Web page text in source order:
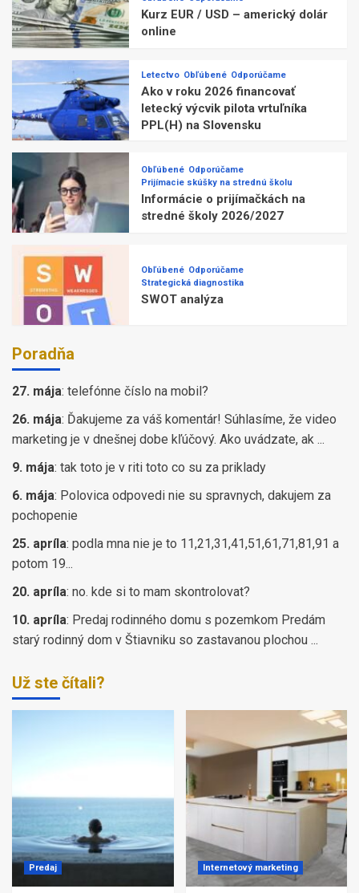
Kurz EUR / USD – americký dolár
online
Letectvo Obľúbené Odporúčame
Ako v roku 2026 financovať
letecký výcvik pilota vrtuľníka
PPL(H) na Slovensku
Obľúbené Odporúčame
Prijímacie skúšky na strednú školu
Informácie o prijímačkách na
stredné školy 2026/2027
Obľúbené Odporúčame
Strategická diagnostika
SWOT analýza
Poradňa
27. mája: telefónne číslo na mobil?
26. mája: Ďakujeme za váš komentár! Súhlasíme, že video
marketing je v dnešnej dobe kľúčový. Ako uvádzate, ak ...
9. mája: tak toto je v riti toto co su za priklady
6. mája: Polovica odpovedi nie su spravnych, dakujem za
pochopenie
25. apríla: podla mna nie je to 11,21,31,41,51,61,71,81,91 a
potom 19...
20. apríla: no. kde si to mam skontrolovat?
10. apríla: Predaj rodinného domu s pozemkom Predám
starý rodinný dom v Štiavniku so zastavanou plochou ...
Už ste čítali?
Predaj Internetový marketing